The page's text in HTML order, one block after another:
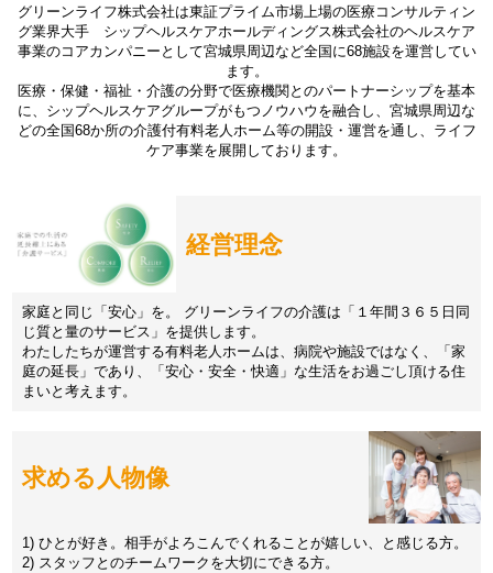
グリーンライフ株式会社は東証プライム市場上場の医療コンサルティン
グ業界大手 シップヘルスケアホールディングス株式会社のヘルスケア
事業のコアカンパニーとして宮城県周辺など全国に68施設を運営してい
ます。
医療・保健・福祉・介護の分野で医療機関とのパートナーシップを基本
に、シップヘルスケアグループがもつノウハウを融合し、宮城県周辺な
どの全国68か所の介護付有料老人ホーム等の開設・運営を通し、ライフ
ケア事業を展開しております。
経営理念
家庭と同じ「安心」を。 グリーンライフの介護は「１年間３６５日同
じ質と量のサービス」を提供します。
わたしたちが運営する有料老人ホームは、病院や施設ではなく、「家
庭の延長」であり、「安心・安全・快適」な生活をお過ごし頂ける住
まいと考えます。
求める人物像
1) ひとが好き。相手がよろこんでくれることが嬉しい、と感じる方。
2) スタッフとのチームワークを大切にできる方。